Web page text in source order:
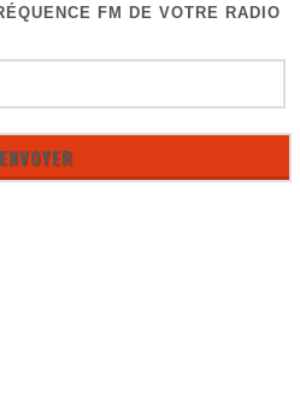
FM DE VOTRE RADIO